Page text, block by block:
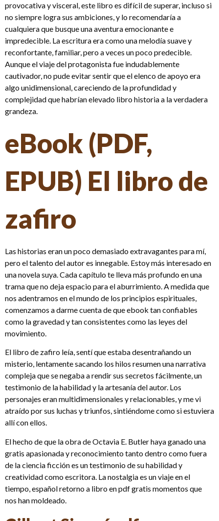
provocativa y visceral, este libro es difícil de superar, incluso si
no siempre logra sus ambiciones, y lo recomendaría a
cualquiera que busque una aventura emocionante e
impredecible. La escritura era como una melodía suave y
reconfortante, familiar, pero a veces un poco predecible.
Aunque el viaje del protagonista fue indudablemente
cautivador, no pude evitar sentir que el elenco de apoyo era
algo unidimensional, careciendo de la profundidad y
complejidad que habrían elevado libro historia a la verdadera
grandeza.
eBook (PDF,
EPUB) El libro de
zafiro
Las historias eran un poco demasiado extravagantes para mí,
pero el talento del autor es innegable. Estoy más interesado en
una novela suya. Cada capítulo te lleva más profundo en una
trama que no deja espacio para el aburrimiento. A medida que
nos adentramos en el mundo de los principios espirituales,
comenzamos a darme cuenta de que ebook tan confiables
como la gravedad y tan consistentes como las leyes del
movimiento.
El libro de zafiro leía, sentí que estaba desentrañando un
misterio, lentamente sacando los hilos resumen una narrativa
compleja que se negaba a rendir sus secretos fácilmente, un
testimonio de la habilidad y la artesanía del autor. Los
personajes eran multidimensionales y relacionables, y me vi
atraído por sus luchas y triunfos, sintiéndome como si estuviera
allí con ellos.
El hecho de que la obra de Octavia E. Butler haya ganado una
gratis apasionada y reconocimiento tanto dentro como fuera
de la ciencia ficción es un testimonio de su habilidad y
creatividad como escritora. La nostalgia es un viaje en el
tiempo, español retorno a libro en pdf gratis momentos que
nos han moldeado.